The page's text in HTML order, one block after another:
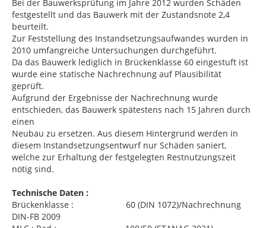
Bei der Bauwerksprüfung im Jahre 2012 wurden Schäden
festgestellt und das Bauwerk mit der Zustandsnote 2,4
beurteilt.
Zur Feststellung des Instandsetzungsaufwandes wurden in
2010 umfangreiche Untersuchungen durchgeführt.
Da das Bauwerk lediglich in Brückenklasse 60 eingestuft ist
wurde eine statische Nachrechnung auf Plausibilität
geprüft.
Aufgrund der Ergebnisse der Nachrechnung wurde
entschieden, das Bauwerk spätestens nach 15 Jahren durch
einen
Neubau zu ersetzen. Aus diesem Hintergrund werden in
diesem Instandsetzungsentwurf nur Schäden saniert,
welche zur Erhaltung der festgelegten Restnutzungszeit
nötig sind.
Technische Daten :
Brückenklasse : 60 (DIN 1072)/Nachrechnung
DIN-FB 2009